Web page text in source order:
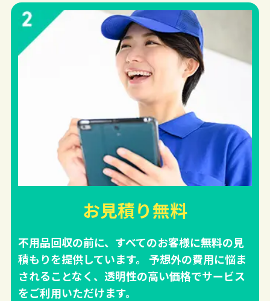
お見積り無料
不用品回収の前に、すべてのお客様に無料の見
積もりを提供しています。 予想外の費用に悩ま
されることなく、透明性の高い価格でサービス
をご利用いただけます。